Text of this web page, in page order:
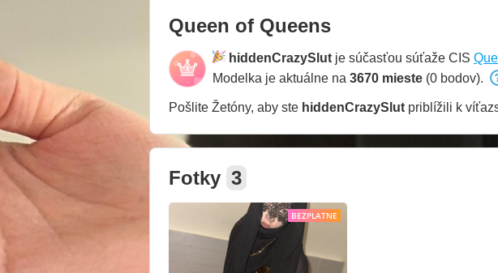
Queen of Queens
hiddenCrazySlut je súčasťou súťaže CIS
Modelka je aktuálne na 3670 mieste (0 bodov).
Pošlite Žetóny, aby ste hiddenCrazySlut priblížili k
Fotky 3
BEZPLATNE